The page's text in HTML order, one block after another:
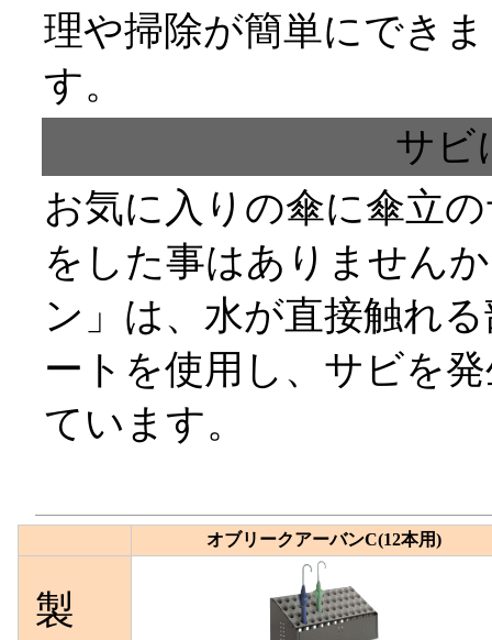
理や掃除が簡単にできま
す。
サビ
お気に入りの傘に傘立
をした事はありません
ン」は、水が直接触れ
ートを使用し、サビを
ています。
オブリークアーバンC(12本用)
製